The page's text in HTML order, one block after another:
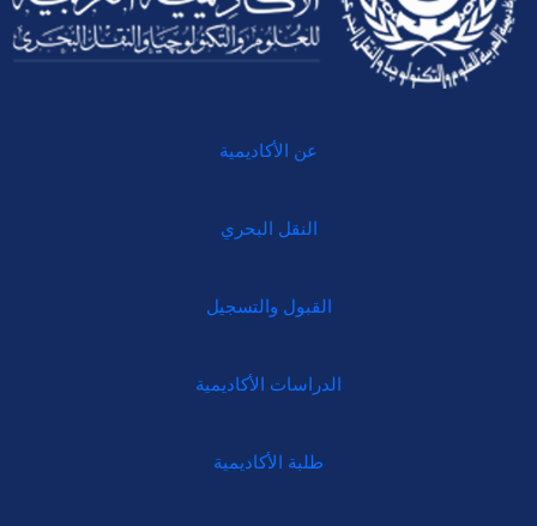
عن الأكاديمية
النقل البحري
القبول والتسجيل
الدراسات الأكاديمية
طلبة الأكاديمية